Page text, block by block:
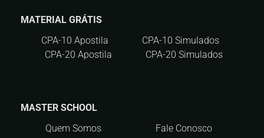
MATERIAL GRÁTIS
CPA-10 Apostila
CPA-10 Simulados
CPA-20 Apostila
CPA-20 Simulados
MASTER SCHOOL
Quem Somos
Fale Conosco